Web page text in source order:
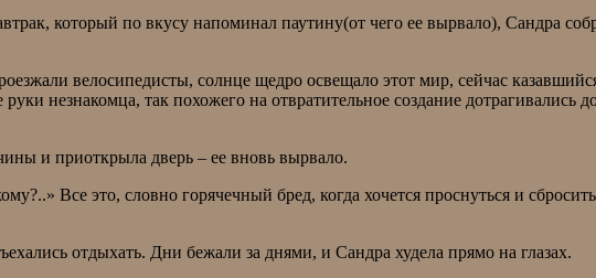
который по вкусу напоминал паутину(от чего ее вырвало), Сандра
велосипедисты, солнце щедро освещало этот мир, сейчас
незнакомца, так похожего на отвратительное создание дотрагивались
и приоткрыла дверь – ее вновь вырвало.
Все это, словно горячечный бред, когда хочется проснуться и
отдыхать. Дни бежали за днями, и Сандра худела прямо на глазах.